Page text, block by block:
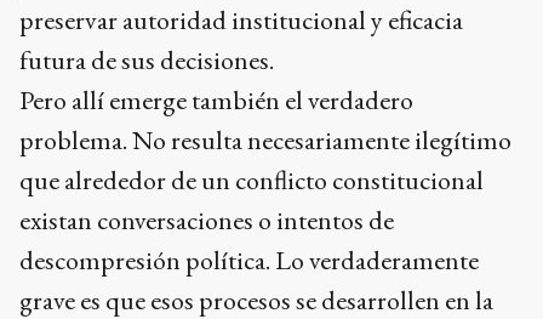
preservar autoridad institucional y eficacia
futura de sus decisiones.
Pero allí emerge también el verdadero
problema. No resulta necesariamente ilegítimo
que alrededor de un conflicto constitucional
existan conversaciones o intentos de
descompresión política. Lo verdaderamente
grave es que esos procesos se desarrollen en la